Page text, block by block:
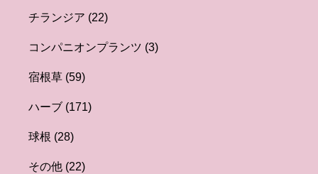
チランジア (22)
コンパニオンプランツ (3)
宿根草 (59)
ハーブ (171)
球根 (28)
その他 (22)